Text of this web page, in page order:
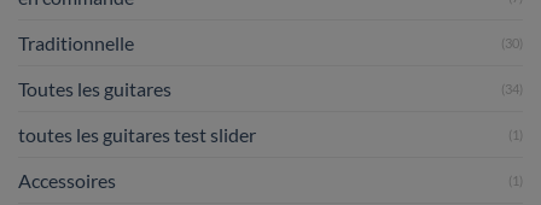
Traditionnelle (30)
Toutes les guitares (34)
toutes les guitares test slider (1)
Accessoires (1)